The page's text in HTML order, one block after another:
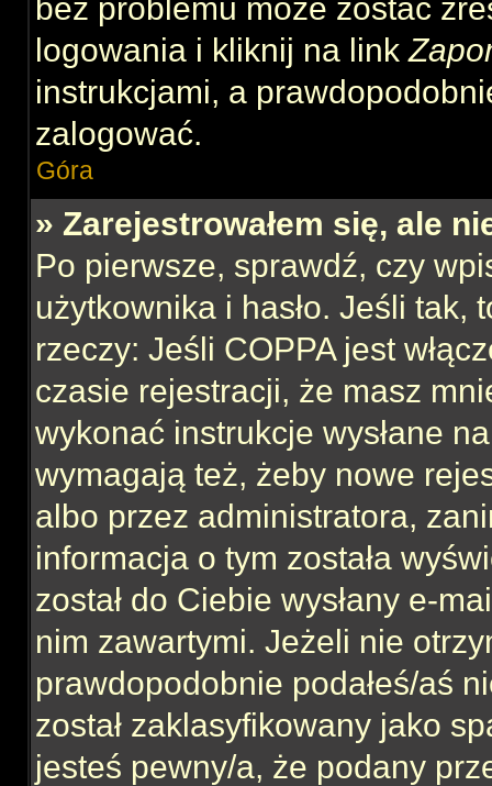
bez problemu może zostać
logowania i kliknij na link
instrukcjami, a
zalogować.
Góra
» Zarejestrowałem się, ale
Po pierwsze, sprawdź, czy
użytkownika i hasło. Jeśli tak,
rzeczy: Jeśli COPPA jest
czasie rejestracji, że masz
wykonać instrukcje wysłane
wymagają też, żeby nowe
albo przez administratora,
informacja o tym została
został do Ciebie wysłany e-
nim zawartymi. Jeżeli nie
prawdopodobnie podałeś/aś
został zaklasyfikowany jako
jesteś pewny/a, że podany